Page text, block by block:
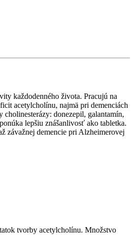
každodenného života. Pracujú na
acetylcholínu, najmä pri demenciách
donezepil, galantamín,
lepšiu znášanlivosť ako tabletka.
závažnej demencie pri Alzheimerovej
tvorby acetylcholínu. Množstvo